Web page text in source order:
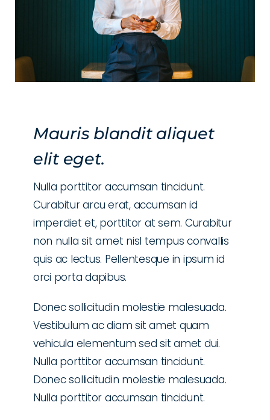
Mauris blandit aliquet
elit eget.
Nulla porttitor accumsan tincidunt.
Curabitur arcu erat, accumsan id
imperdiet et, porttitor at sem. Curabitur
non nulla sit amet nisl tempus convallis
quis ac lectus. Pellentesque in ipsum id
orci porta dapibus.
Donec sollicitudin molestie malesuada.
Vestibulum ac diam sit amet quam
vehicula elementum sed sit amet dui.
Nulla porttitor accumsan tincidunt.
Donec sollicitudin molestie malesuada.
Nulla porttitor accumsan tincidunt.